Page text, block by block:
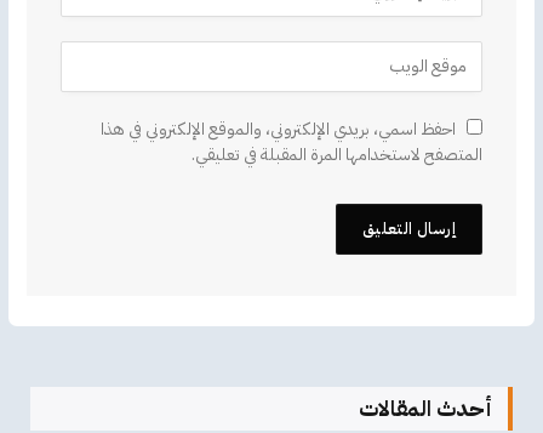
احفظ اسمي، بريدي الإلكتروني، والموقع الإلكتروني في هذا
المتصفح لاستخدامها المرة المقبلة في تعليقي.
أحدث المقالات